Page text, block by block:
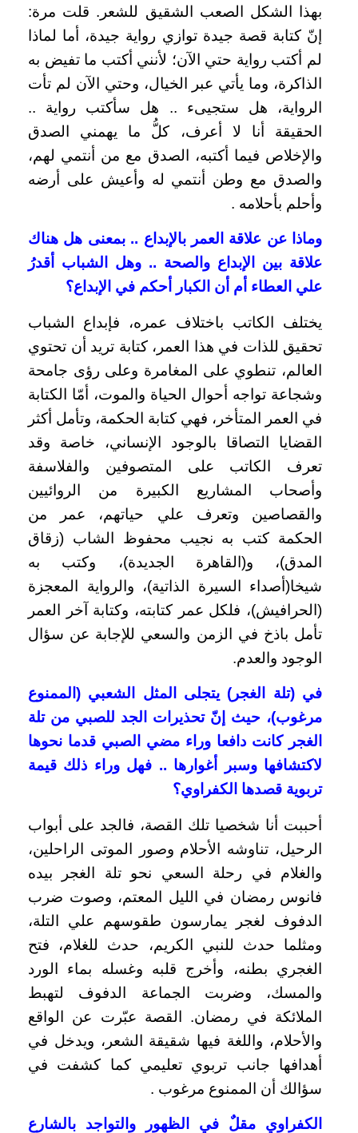
بهذا الشكل الصعب الشقيق للشعر. قلت مرة:
إنّ كتابة قصة جيدة توازي رواية جيدة، أما لماذا
لم أكتب رواية حتي الآن؛ لأنني أكتب ما تفيض به
الذاكرة، وما يأتي عبر الخيال، وحتي الآن لم تأت
الرواية، هل ستجيىء .. هل سأكتب رواية ..
الحقيقة أنا لا أعرف، كلُّ ما يهمني الصدق
والإخلاص فيما أكتبه، الصدق مع من أنتمي لهم،
والصدق مع وطن أنتمي له وأعيش على أرضه
وأحلم بأحلامه .
وماذا عن علاقة العمر بالإبداع .. بمعنى هل هناك
علاقة بين الإبداع والصحة .. وهل الشباب أقدرُ
علي العطاء أم أن الكبار أحكم في الإبداع؟
يختلف الكاتب باختلاف عمره، فإبداع الشباب
تحقيق للذات في هذا العمر، كتابة تريد أن تحتوي
العالم، تنطوي على المغامرة وعلى رؤى جامحة
وشجاعة تواجه أحوال الحياة والموت، أمّا الكتابة
في العمر المتأخر، فهي كتابة الحكمة، وتأمل أكثر
القضايا التصاقا بالوجود الإنساني، خاصة وقد
تعرف الكاتب على المتصوفين والفلاسفة
وأصحاب المشاريع الكبيرة من الروائيين
والقصاصين وتعرف علي حياتهم، عمر من
الحكمة كتب به نجيب محفوظ الشاب (زقاق
المدق)، و(القاهرة الجديدة)، وكتب به
شيخا(أصداء السيرة الذاتية)، والرواية المعجزة
(الحرافيش)، فلكل عمر كتابته، وكتابة آخر العمر
تأمل باذخ في الزمن والسعي للإجابة عن سؤال
الوجود والعدم.
في (تلة الغجر) يتجلى المثل الشعبي (الممنوع
مرغوب)، حيث إنّ تحذيرات الجد للصبي من تلة
الغجر كانت دافعا وراء مضي الصبي قدما نحوها
لاكتشافها وسبر أغوارها .. فهل وراء ذلك قيمة
تربوية قصدها الكفراوي؟
أحببت أنا شخصيا تلك القصة، فالجد على أبواب
الرحيل، تناوشه الأحلام وصور الموتى الراحلين،
والغلام في رحلة السعي نحو تلة الغجر بيده
فانوس رمضان في الليل المعتم، وصوت ضرب
الدفوف لغجر يمارسون طقوسهم علي التلة،
ومثلما حدث للنبي الكريم، حدث للغلام، فتح
الغجري بطنه، وأخرج قلبه وغسله بماء الورد
والمسك، وضربت الجماعة الدفوف لتهبط
الملائكة في رمضان. القصة عبّرت عن الواقع
والأحلام، واللغة فيها شقيقة الشعر، ويدخل في
أهدافها جانب تربوي تعليمي كما كشفت في
سؤالك أن الممنوع مرغوب .
الكفراوي مقلٌ في الظهور والتواجد بالشارع